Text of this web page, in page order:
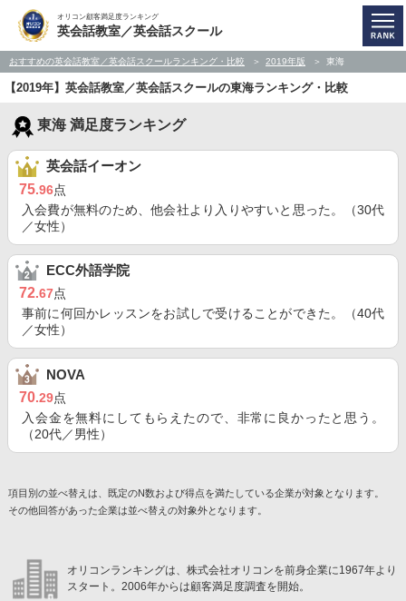
オリコン顧客満足度ランキング
英会話教室／英会話スクール
おすすめの英会話教室／英会話スクールランキング・比較 2019年版 東海
【2019年】英会話教室／英会話スクールの東海ランキング・比較
東海 満足度ランキング
英会話イーオン
75.96点
入会費が無料のため、他会社より入りやすいと思った。（30代
／女性）
ECC外語学院
72.67点
事前に何回かレッスンをお試しで受けることができた。（40代
／女性）
NOVA
70.29点
入会金を無料にしてもらえたので、非常に良かったと思う。
（20代／男性）
項目別の並べ替えは、既定のN数および得点を満たしている企業が対象となります。
その他回答があった企業は並べ替えの対象外となります。
オリコンランキングは、株式会社オリコンを前身企業に1967年より
スタート。2006年からは顧客満足度調査を開始。